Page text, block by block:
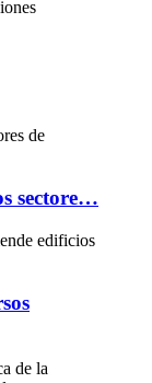
sectore…